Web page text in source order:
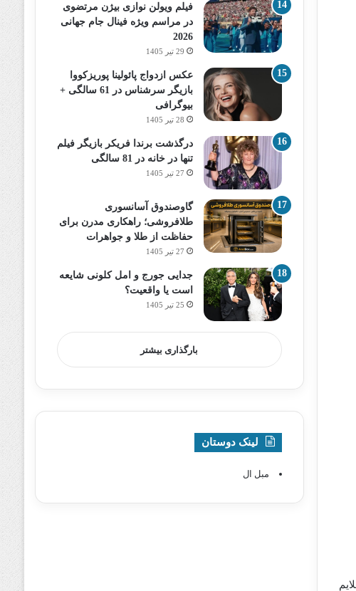
فیلم ویولن نوازی بیژن مرتضوی
در مراسم ویژه فینال جام جهانی
2026
29 تیر 1405
عکس ازدواج پائولینا پوریزکووا
بازیگر سرشناس در 61 سالگی +
بیوگرافی
28 تیر 1405
درگذشت برندا فریکر بازیگر فیلم
تنها در خانه در 81 سالگی
27 تیر 1405
گاوصندوق آسانسوری
طلافروشی؛ راهکاری مدرن برای
حفاظت از طلا و جواهرات
27 تیر 1405
جدایی جورج و امل کلونی شایعه
است یا واقعیت؟
25 تیر 1405
بارگذاری بیشتر
لینک دوستان
مبل ال